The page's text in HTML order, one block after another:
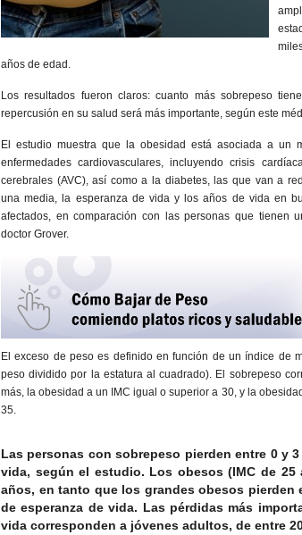
años de edad.
Los resultados fueron claros: cuanto más sobrepeso
repercusión en su salud será más importante, según este
El estudio muestra que la obesidad está asociada a un
enfermedades cardiovasculares, incluyendo crisis
cerebrales (AVC), así como a la diabetes, las que van a
una media, la esperanza de vida y los años de vida en
afectados, en comparación con las personas que tienen
doctor Grover.
El exceso de peso es definido en función de un índice de
peso dividido por la estatura al cuadrado). El sobrepeso
más, la obesidad a un IMC igual o superior a 30, y la
35.
Las personas con sobrepeso pierden entre 0 y
vida, según el estudio. Los obesos (IMC de
años, en tanto que los grandes obesos pierden
de esperanza de vida. Las pérdidas más
vida corresponden a jóvenes adultos, de entre